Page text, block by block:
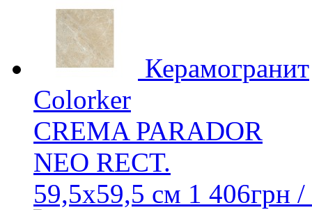
Керамогранит
Colorker
CREMA PARADOR
NEO RECT.
59,5x59,5 см 1 406грн /